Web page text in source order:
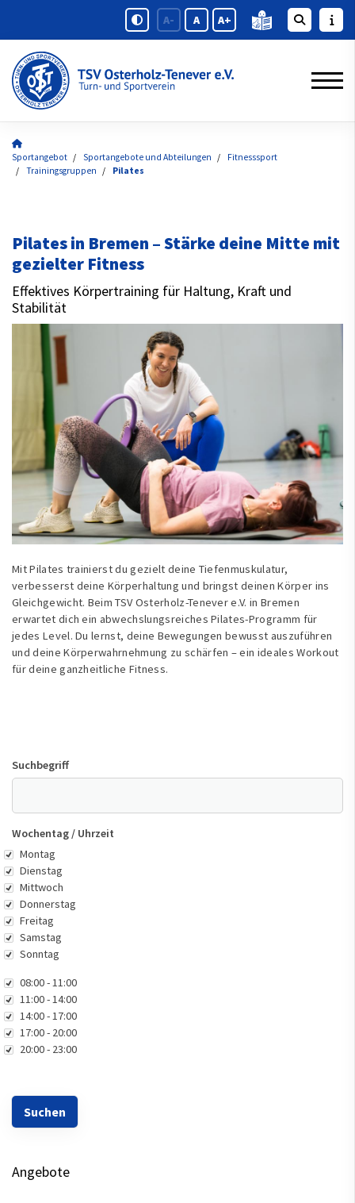
A- A A+
Sportangebot Sportangebote und Abteilungen
Fitnesssport
Trainingsgruppen
Pilates
Pilates in Bremen – Stärke deine Mitte mit
gezielter Fitness
Effektives Körpertraining für Haltung, Kraft und
Stabilität
Mit Pilates trainierst du gezielt deine Tiefenmuskulatur,
verbesserst deine Körperhaltung und bringst deinen Körper ins
Gleichgewicht. Beim TSV Osterholz-Tenever e.V. in Bremen
erwartet dich ein abwechslungsreiches Pilates-Programm für
jedes Level. Du lernst, deine Bewegungen bewusst auszuführen
und deine Körperwahrnehmung zu schärfen – ein ideales Workout
für deine ganzheitliche Fitness.
Suchbegriff
Wochentag / Uhrzeit
Wochentag
Montag
Dienstag
Mittwoch
Donnerstag
Freitag
Samstag
Sonntag
Uhrzeit08:00 - 11:00
11:00 - 14:00
14:00 - 17:00
17:00 - 20:00
20:00 - 23:00
Angebote